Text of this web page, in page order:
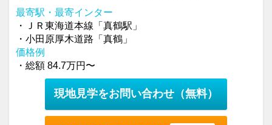
最寄駅・最寄インター
・ＪＲ東海道本線「真鶴駅」
・小田原厚木道路「真鶴」
価格例
・総額 84.7万円〜
現地見学をお問い合わせ （無料）